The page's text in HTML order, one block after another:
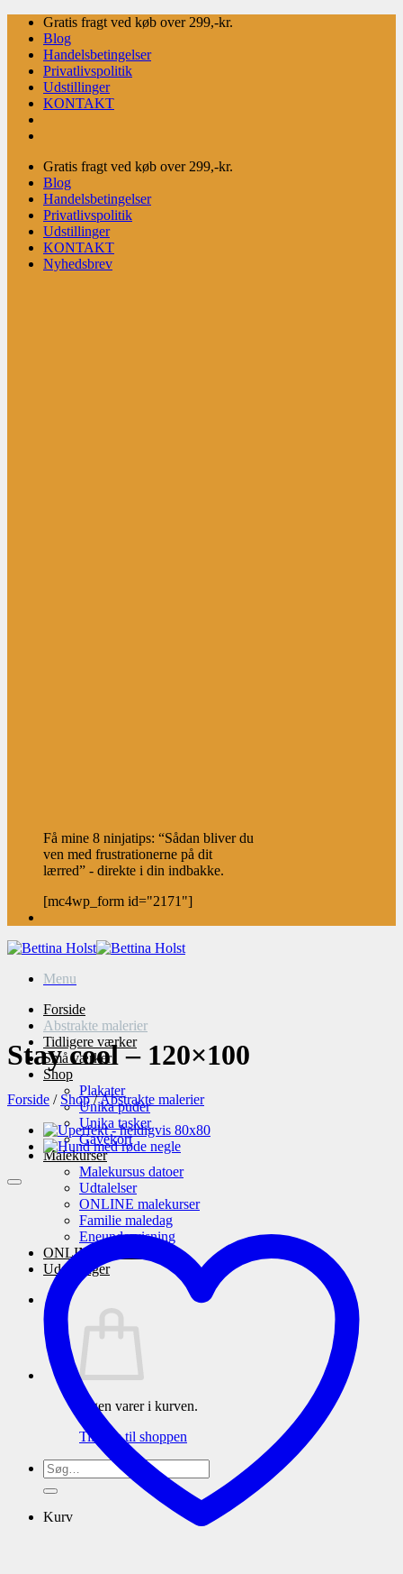
Fortsæt
indhold
Gratis fragt ved køb over 299,-kr.
Blog
Handelsbetingelser
Privatlivspolitik
Udstillinger
KONTAKT
Gratis fragt ved køb over 299,-kr.
Blog
Handelsbetingelser
Privatlivspolitik
Udstillinger
KONTAKT
Nyhedsbrev
Få mine 8 ninjatips: “Sådan bliver du
ven med frustrationerne på dit
lærred” - direkte i din indbakke.
[mc4wp_form id="2171"]
Menu
Forside
Abstrakte malerier
Tidligere værker
Små værker
Shop
Plakater
Unika puder
Unika tasker
Gavekort
Malekurser
Malekursus datoer
Udtalelser
ONLINE malekurser
Familie maledag
Eneundervisning
ONLINE maleskole
Udstillinger
Ingen varer i kurven.
Tilbage til shoppen
Søg
efter:
Kurv
Stay cool – 120×100
Forside / Shop /Abstrakte malerier